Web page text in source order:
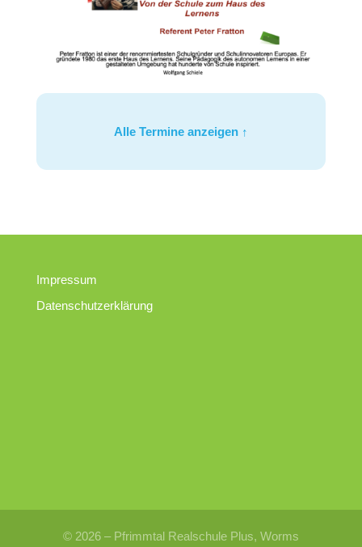
Alle Termine anzeigen ↑
Impressum
Datenschutzerklärung
© 2026 – Pfrimmtal Realschule Plus, Worms